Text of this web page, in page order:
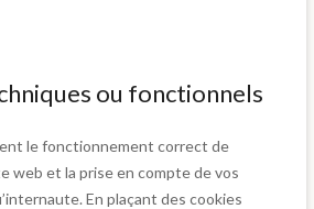
ou fonctionnels
le fonctionnement correct de
web et la prise en compte de vos
En plaçant des cookies